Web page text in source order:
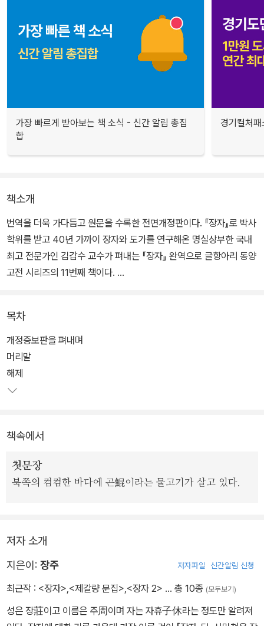
가장 빠르게 받아보는 책 소식 - 신간 알림 총집
합
경기컬처
책소개
번역을 더욱 가다듬고 원문을 수록한 전면개정판이다. 『장자』로 박사
학위를 받고 40년 가까이 장자와 도가를 연구해온 명실상부한 국내
최고 전문가인 김갑수 교수가 펴내는 『장자』 완역으로 글항아리 동양
고전 시리즈의 11번째 책이다.
전반에 걸쳐서 다듬었다. “이번 개정증보판에서도 전체적으로 수백
군데를 고치기도 하고, 하나의 문장이나 혹은 하나의 문단 전체를 다
시 번역하기도 했습니다. 그래서 증보판이 아니라 ‘개정증보판’이라
는 말을 쓴 것입니다”라고 역자는 말했다.
목차
개정증보판을 펴내며
머리말
해제
책속에서
첫문장
북쪽의 컴컴한 바다에 곤鯤이라는 물고기가 살고 있다.
저자 소개
지은이: 장주 저자파일 신간알림 신청
최근작 : <장자>,<제갈량 문집>,<장자 2> … 총 10종 (모두보기)
성은 장莊이고 이름은 주周이며 자는 자휴子休라는 정도만 알려져